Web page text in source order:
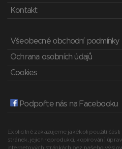
Kontakt
Všeobecné obchodní podmínky
Ochrana osobních údajů
Cookies
Podpořte nás na Facebooku
Explicitně zakazujeme jakékoli použití
stránek, jejich reprodukci, kopírování,
internetových stránkách bez našeho